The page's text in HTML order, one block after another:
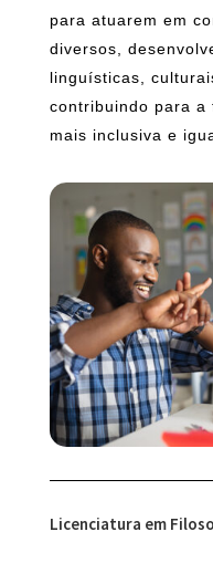
para atuarem em
diversos,
linguísticas,
contribuindo para a
mais inclusiva e
Licenciatura em